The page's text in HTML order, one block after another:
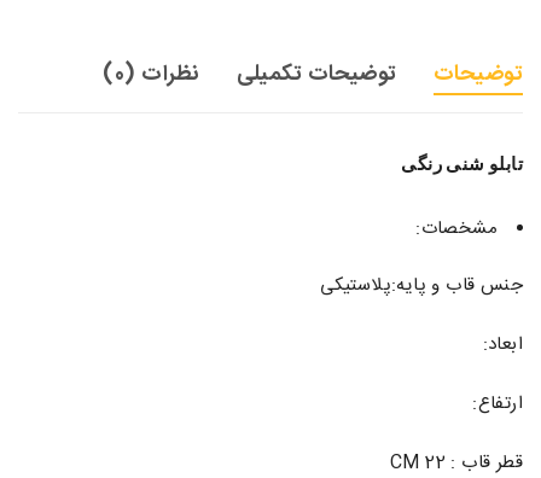
توضیحات توضیحات تکمیلی نظرات (0)
تابلو شنی رنگی
مشخصات:
جنس قاب و پایه:پلاستیکی
ابعاد:
ارتفاع:
قطر قاب : 22 CM